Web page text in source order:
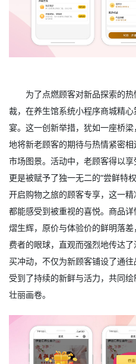
为了点燃顾客对新品探索的
裁，在养生馆系统小程序商城精心
宴。这一创新举措，犹如一座桥
地将新老顾客的期待与热情紧密
市场图景。活动中，老顾客得以
更是被赋予了独一无二的“尝鲜
开启购物之旅的顾客专享，这一
都能感受到被重视的喜悦。商品
熠生辉，原价与体验价的鲜明落
费者的眼球，直观而强烈地传达
买冲动，不仅为新顾客铺设了通
受到了持续的新鲜与活力，共同
壮丽画卷。